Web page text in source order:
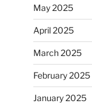
May 2025
April 2025
March 2025
February 2025
January 2025